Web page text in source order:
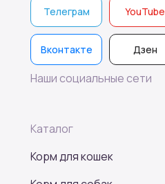
Каталог
Корм для кошек
Наши социальные сети
Дзен
Вконтакте
YouTube
Телеграм